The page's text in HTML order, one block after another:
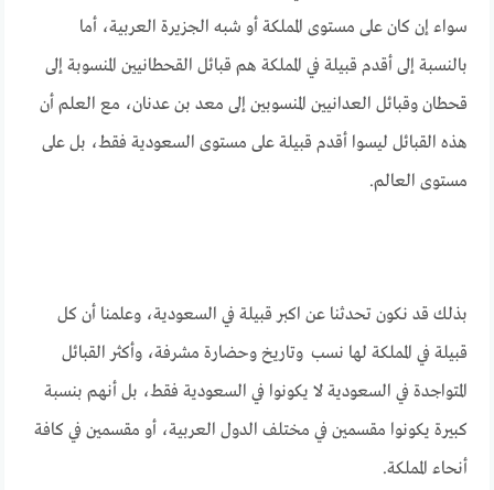
سواء إن كان على مستوى المملكة أو شبه الجزيرة العربية، أما
بالنسبة إلى أقدم قبيلة في المملكة هم قبائل القحطانيين المنسوبة إلى
قحطان وقبائل العدانيين المنسوبين إلى معد بن عدنان، مع العلم أن
هذه القبائل ليسوا أقدم قبيلة على مستوى السعودية فقط، بل على
مستوى العالم.
بذلك قد نكون تحدثنا عن اكبر قبيلة في السعودية، وعلمنا أن كل
قبيلة في المملكة لها نسب وتاريخ وحضارة مشرفة، وأكثر القبائل
المتواجدة في السعودية لا يكونوا في السعودية فقط، بل أنهم بنسبة
كبيرة يكونوا مقسمين في مختلف الدول العربية، أو مقسمين في كافة
أنحاء المملكة.